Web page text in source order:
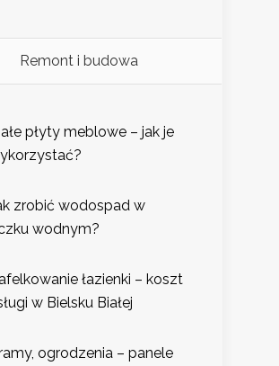
Remont i budowa
płyty meblowe – jak je
zrobić wodospad w
wodnym?
łazienki – koszt
w Bielsku Białej
ogrodzenia – panele